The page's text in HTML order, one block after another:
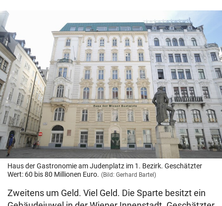
Haus der Gastronomie am Judenplatz im 1. Bezirk. Geschätzter
Wert: 60 bis 80 Millionen Euro. (Bild: Gerhard Bartel)
Zweitens um Geld. Viel Geld. Die Sparte besitzt ein